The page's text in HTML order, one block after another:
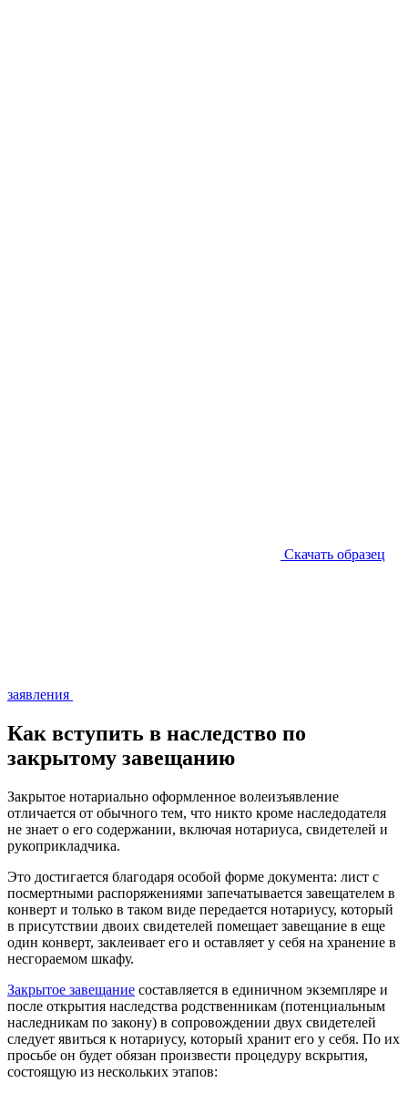
Скачать образец
заявления
Как вступить в наследство по
закрытому завещанию
Закрытое нотариально оформленное волеизъявление
отличается от обычного тем, что никто кроме наследодателя
не знает о его содержании, включая нотариуса, свидетелей и
рукоприкладчика.
Это достигается благодаря особой форме документа: лист с
посмертными распоряжениями запечатывается завещателем в
конверт и только в таком виде передается нотариусу, который
в присутствии двоих свидетелей помещает завещание в еще
один конверт, заклеивает его и оставляет у себя на хранение в
несгораемом шкафу.
Закрытое завещание составляется в единичном экземпляре и
после открытия наследства родственникам (потенциальным
наследникам по закону) в сопровождении двух свидетелей
следует явиться к нотариусу, который хранит его у себя. По их
просьбе он будет обязан произвести процедуру вскрытия,
состоящую из нескольких этапов: